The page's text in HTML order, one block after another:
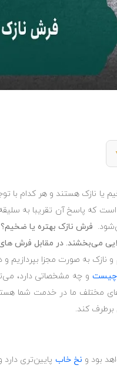
یا نازک هستند و هر کدام با
است که پاسخ آن تقریبا به
فرش نازک بهتره یا
می‌بخشند. در مقابل فرش
به صورت مجزا بپردازیم و
چیست و چه مشخصاتی دارد،
مختلف ما در خدمت شما
برطرف کند.‏
بود و نخ خاب پایین‌تری